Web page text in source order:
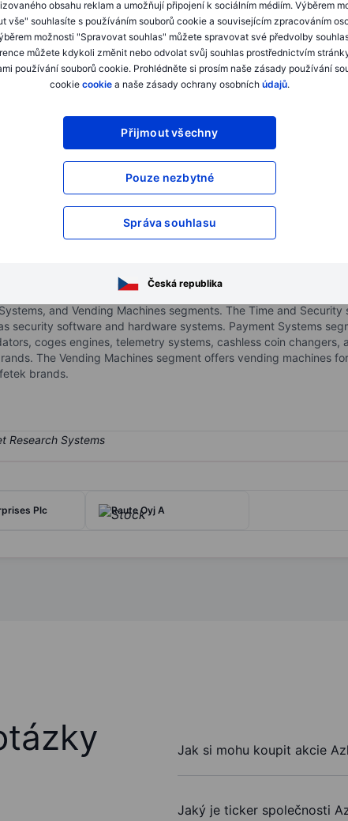
obsahu reklam a umožňují připojení k sociálním médiím. Výběrem
vše" souhlasíte s používáním souborů cookie a souvisejícím zpracováním
možnosti "Spravovat souhlas" můžete spravovat své předvolby
můžete kdykoli změnit nebo odvolat svůj souhlas prostřednictvím
používání souborů cookie. Prohlédněte si prosím naše zásady používání
cookie cookie a naše zásady ochrany osobních údajů.
Přijmout všechny
Pouze nezbytné
Správa souhlasu
Česká republika
XXXXXXX XXXXXXX
XXXXXXX XXXXXXX
XXXXXXX
XXXXXXX
XXXXXXX
XXXXXXX
Otevřete si účeta získejte přístup k
solutions for payment systems, vending machines,
and Vending Machines segments. The Time and
security software and hardware systems. Payment Systems
coges engines, telemetry systems, cashless coin changers,
The Vending Machines segment offers vending machines
brands.
Plc Raute Oyj A
Jak si mohu koupit akcie
Jaký je ticker společnosti